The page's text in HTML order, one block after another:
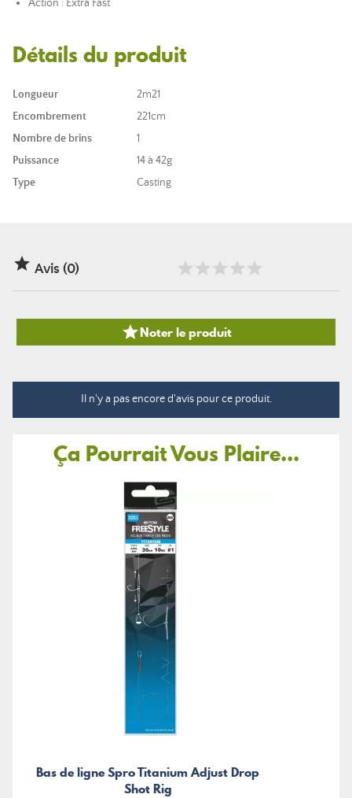
Action : Extra Fast
Détails du produit
Longueur
2m21
Encombrement
221cm
Nombre de brins
1
Puissance
14 à 42g
Type
Casting
 Avis (0)
Noter le produit
Il n'y a pas encore d'avis pour ce produit.
Ça Pourrait Vous Plaire...
Bas de ligne Spro Titanium Adjust Drop
Shot Rig